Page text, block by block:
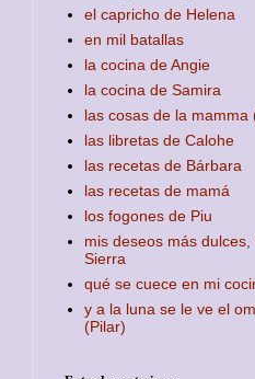
el capricho de Helena
en mil batallas
la cocina de Angie
la cocina de Samira
las cosas de la mamma
las libretas de Calohe
las recetas de Bárbara
las recetas de mamá
los fogones de Piu
mis deseos más dulces,
Sierra
qué se cuece en mi
y a la luna se le ve el
(Pilar)